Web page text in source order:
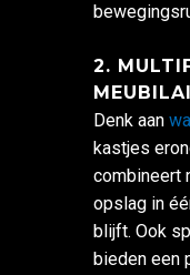
2.
Denk aan
kastjes
combineert
opslag in
blijft. Ook
bieden een